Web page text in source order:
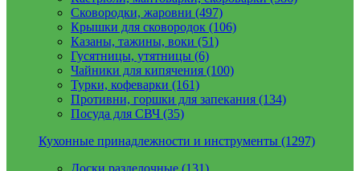
Сковородки, жаровни (497)
Крышки для сковородок (106)
Казаны, тажины, воки (51)
Гусятницы, утятницы (6)
Чайники для кипячения (100)
Турки, кофеварки (161)
Противни, горшки для запекания (134)
Посуда для СВЧ (35)
Кухонные принадлежности и инструменты (1297)
Доски разделочные (131)